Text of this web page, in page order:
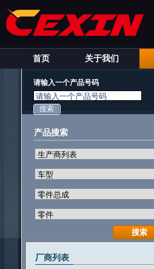
首页 关于我们
请输入一个产品号码
请输入一个产品号码
产品搜索
厂商列表